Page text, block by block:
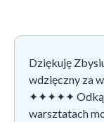
Dziękuję
wdzięczny za
✦✦✦✦✦
warsztatach